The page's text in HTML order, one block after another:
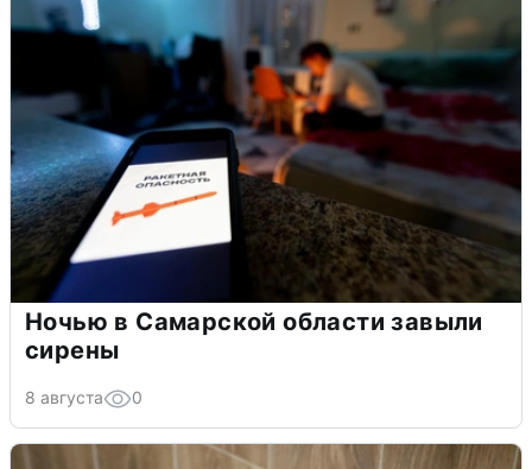
Ночью в Самарской области завыли
сирены
8 августа 0